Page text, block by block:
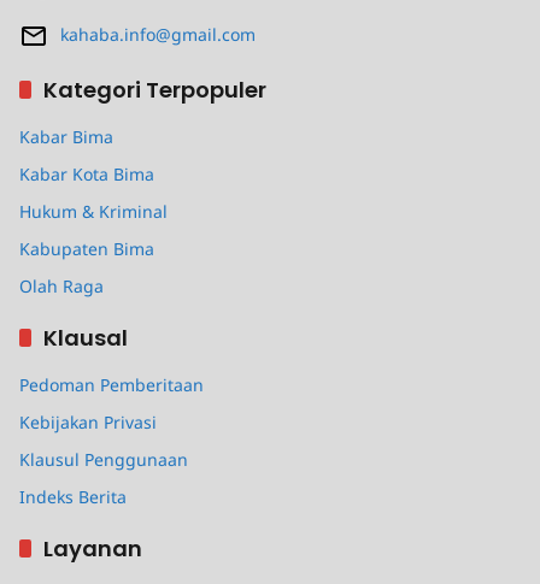
kahaba.info@gmail.com
Kategori Terpopuler
Kabar Bima
Kabar Kota Bima
Hukum & Kriminal
Kabupaten Bima
Olah Raga
Klausal
Pedoman Pemberitaan
Kebijakan Privasi
Klausul Penggunaan
Indeks Berita
Layanan